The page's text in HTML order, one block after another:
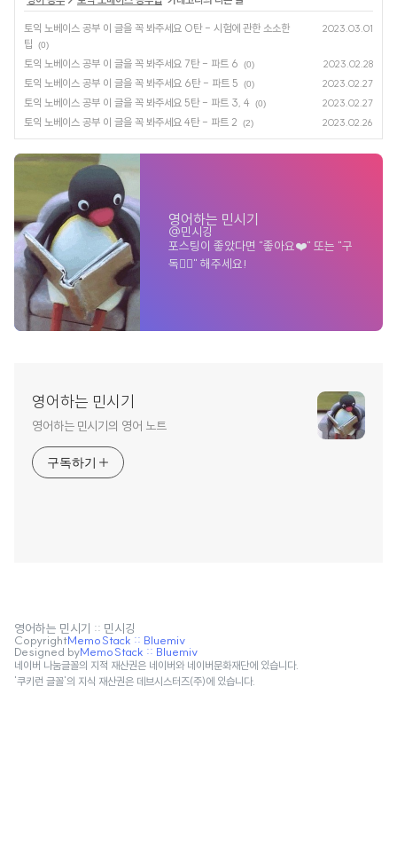
토익 노베이스 공부 이 글을 꼭 봐주세요 0탄 - 시험에 관한 소소한
팁
(0)
2023.03.01
토익 노베이스 공부 이 글을 꼭 봐주세요 7탄 - 파트 6 (0) 2023.02.28
토익 노베이스 공부 이 글을 꼭 봐주세요 6탄 - 파트 5 (0) 2023.02.27
토익 노베이스 공부 이 글을 꼭 봐주세요 5탄 - 파트 3, 4 (0) 2023.02.27
토익 노베이스 공부 이 글을 꼭 봐주세요 4탄 - 파트 2 (2) 2023.02.26
영어하는 민시기
@민시깅
포스팅이 좋았다면 "좋아요❤️" 또는 "구
독👍🏻" 해주세요!
영어하는 민시기
영어하는 민시기의 영어 노트
구독하기
영어하는 민시기 :: 민시깅
CopyrightMemoStack :: Bluemiv
Designed byMemoStack :: Bluemiv
네이버 나눔글꼴의 지적 재산권은 네이버와 네이버문화재단에 있습니다.
'쿠키런 글꼴'의 지식 재산권은 데브시스터즈(주)에 있습니다.